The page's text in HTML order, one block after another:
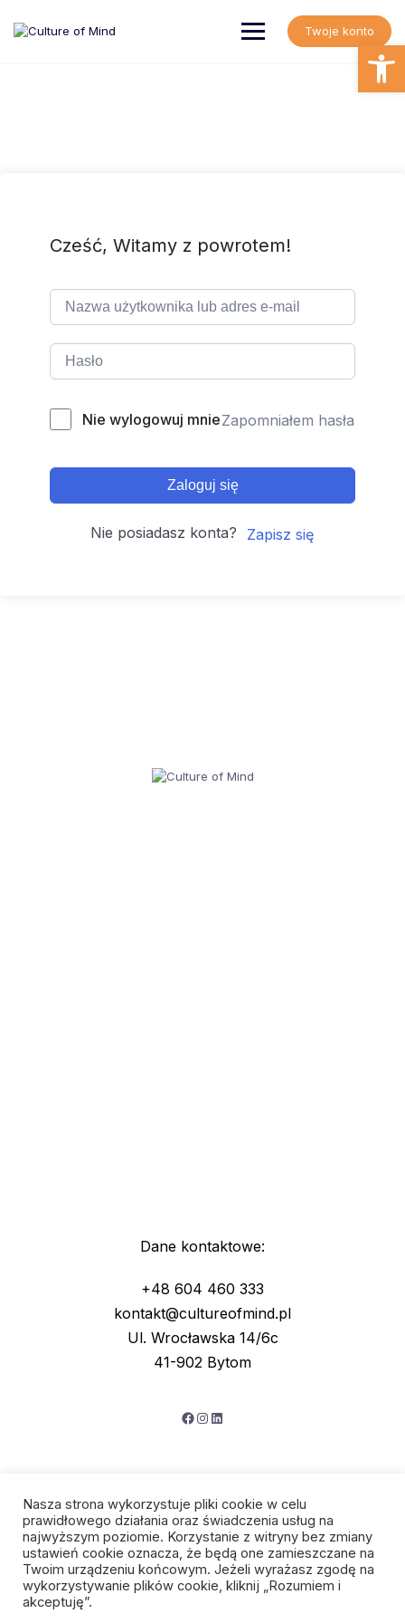
content
Twoje konto
Cześć, Witamy z powrotem!
Nie wylogowuj mnieZapomniałem hasła
Zaloguj się
Nie posiadasz konta? Zapisz się
Dane kontaktowe:
+48 604 460 333
kontakt@cultureofmind.pl
Ul. Wrocławska 14/6c
41-902 Bytom
Facebook
Instagram
LinkedIn
Polityka prywatności
Nasza strona wykorzystuje pliki cookie w celu
prawidłowego działania oraz świadczenia usług na
najwyższym poziomie. Korzystanie z witryny bez zmiany
ustawień cookie oznacza, że będą one zamieszczane na
Twoim urządzeniu końcowym. Jeżeli wyrażasz zgodę na
wykorzystywanie plików cookie, kliknij „Rozumiem i
akceptuję”.